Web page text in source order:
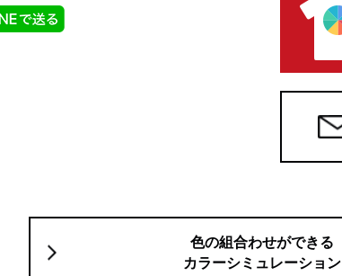
色の組合わせができる
カラーシミュレーション